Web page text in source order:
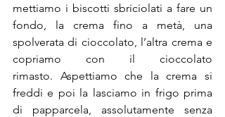
mettiamo i biscotti sbriciolati a fare un
fondo, la crema fino a metà, una
spolverata di cioccolato, l’altra crema e
copriamo con il cioccolato
rimasto. Aspettiamo che la crema si
freddi e poi la lasciamo in frigo prima
di papparcela, assolutamente senza